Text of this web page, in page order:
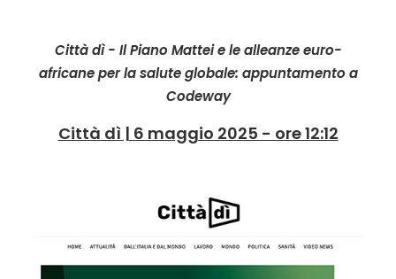
Città dì - Il Piano Mattei e le alleanze euro-
africane per la salute globale: appuntamento a
Codeway
Città dì | 6 maggio 2025 - ore 12:12